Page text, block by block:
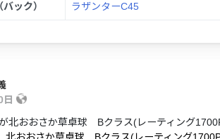
ック） ラザンターC45
日
北おおさか草卓球 Bクラス(レーティング